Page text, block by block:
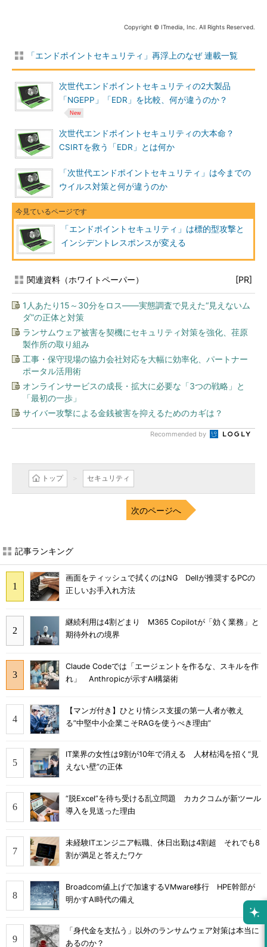
Copyright © ITmedia, Inc. All Rights Reserved.
「エンドポイントセキュリティ」再浮上のなぜ 連載一覧
次世代エンドポイントセキュリティの2大製品
「NGEPP」「EDR」を比較、何が違うのか？
次世代エンドポイントセキュリティの大本命？
CSIRTを救う「EDR」とは何か
「次世代エンドポイントセキュリティ」は今までの
ウイルス対策と何が違うのか
「エンドポイントセキュリティ」は標的型攻撃と
インシデントレスポンスが変える
関連資料（ホワイトペーパー） [PR]
1人あたり15～30分をロス――実態調査で見えた“見えないム
ダ”の正体と対策
ランサムウェア被害を契機にセキュリティ対策を強化、荏原
製作所の取り組み
工事・保守現場の協力会社対応を大幅に効率化、パートナー
ポータル活用術
オンラインサービスの成長・拡大に必要な「3つの戦略」と
「最初の一歩」
サイバー攻撃による金銭被害を抑えるためのカギは？
Recommended by
トップ セキュリティ
次のページへ
記事ランキング
画面をティッシュで拭くのはNG Dellが推奨するPCの
正しいお手入れ方法
継続利用は4割どまり M365 Copilotが「効く業務」と
期待外れの境界
Claude Codeでは「エージェントを作るな、スキルを作
れ」 Anthropicが示すAI構築術
【マンガ付き】ひとり情シス支援の第一人者が教え
る”中堅中小企業こそRAGを使うべき理由”
IT業界の女性は9割が10年で消える 人材枯渇を招く“見
えない壁”の正体
“脱Excel”を待ち受ける乱立問題 カカクコムが新ツール
導入を見送った理由
未経験ITエンジニア転職、休日出勤は4割超 それでも8
割が満足と答えたワケ
Broadcom値上げで加速するVMware移行 HPE幹部が
明かすAI時代の備え
「身代金を支払う」以外のランサムウェア対策は本当に
あるのか？